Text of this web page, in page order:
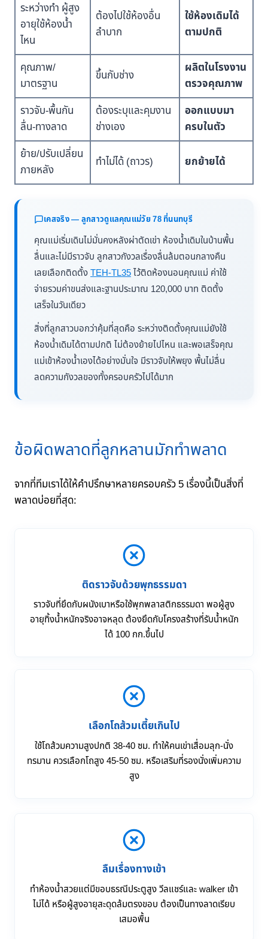
ระหว่างทำ ผู้สูง
อายุใช้ห้องน้ำ
ไหน
ต้องไปใช้ห้องอื่น
ลำบาก
ใช้ห้องเดิมได้
ตามปกติ
คุณภาพ/
มาตรฐาน
ขึ้นกับช่าง
ผลิตในโรงงาน
ตรวจคุณภาพ
ราวจับ-พื้นกัน
ลื่น-ทางลาด
ต้องระบุและคุมงาน
ช่างเอง
ออกแบบมา
ครบในตัว
ย้าย/ปรับเปลี่ยน
ภายหลัง
ทำไม่ได้ (ถาวร) ยกย้ายได้
เคสจริง — ลูกสาวดูแลคุณแม่วัย 78 ที่นนทบุรี
คุณแม่เริ่มเดินไม่มั่นคงหลังผ่าตัดเข่า ห้องน้ำเดิมในบ้านพื้น
ลื่นและไม่มีราวจับ ลูกสาวกังวลเรื่องลื่นล้มตอนกลางคืน
เลยเลือกติดตั้งTEH-TL35ไว้ติดห้องนอนคุณแม่ ค่าใช้
จ่ายรวมค่าขนส่งและฐานประมาณ 120,000 บาท ติดตั้ง
เสร็จในวันเดียว
สิ่งที่ลูกสาวบอกว่าคุ้มที่สุดคือ ระหว่างติดตั้งคุณแม่ยังใช้
ห้องน้ำเดิมได้ตามปกติ ไม่ต้องย้ายไปไหน และพอเสร็จคุณ
แม่เข้าห้องน้ำเองได้อย่างมั่นใจ มีราวจับให้พยุง พื้นไม่ลื่น
ลดความกังวลของทั้งครอบครัวไปได้มาก
ข้อผิดพลาดที่ลูกหลานมักทำพลาด
จากที่ทีมเราได้ให้คำปรึกษาหลายครอบครัว 5 เรื่องนี้เป็นสิ่งที่
พลาดบ่อยที่สุด:
ติดราวจับด้วยพุกธรรมดา
ราวจับที่ยึดกับผนังเบาหรือใช้พุกพลาสติกธรรมดา พอผู้สูง
อายุทิ้งน้ำหนักจริงอาจหลุด ต้องยึดกับโครงสร้างที่รับน้ำหนัก
ได้ 100 กก.ขึ้นไป
เลือกโถส้วมเตี้ยเกินไป
ใช้โถส้วมความสูงปกติ 38-40 ซม. ทำให้คนเข่าเสื่อมลุก-นั่ง
ทรมาน ควรเลือกโถสูง 45-50 ซม. หรือเสริมที่รองนั่งเพิ่มความ
สูง
ลืมเรื่องทางเข้า
ทำห้องน้ำสวยแต่มีขอบธรณีประตูสูง วีลแชร์และ walker เข้า
ไม่ได้ หรือผู้สูงอายุสะดุดล้มตรงขอบ ต้องเป็นทางลาดเรียบ
เสมอพื้น